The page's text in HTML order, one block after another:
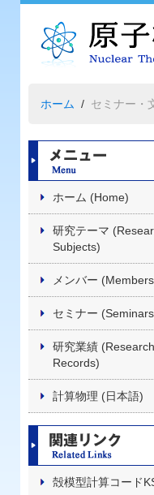
ホーム セミナー・
ホーム (Home)
研究テーマ
Subjects)
メンバー
セミナー
研究業績 (Research
Records)
計算物理 (日本語)
殻模型計算コード